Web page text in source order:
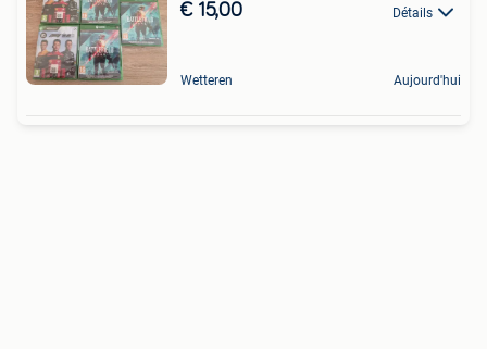
€ 15,00 Détails
Wetteren Aujourd'hui